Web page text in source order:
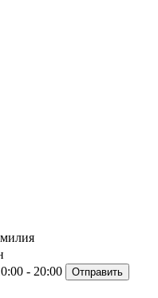
- 20:00 Отправить